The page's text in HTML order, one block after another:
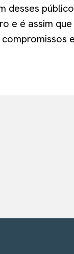
desses
e é assim
compromissos